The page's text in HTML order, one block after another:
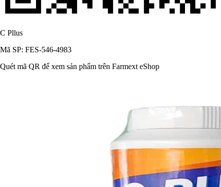
C Pllus
Mã SP: FES-546-4983
Quét mã QR để xem sản phẩm trên Farmext eShop